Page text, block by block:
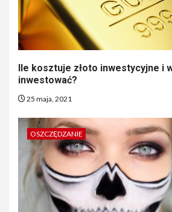
Ile kosztuje złoto inwestycyjne i
inwestować?
25 maja, 2021
OSZCZĘDZANIE